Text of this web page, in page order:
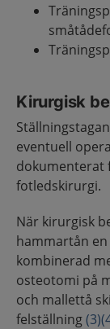
Kirurgisk
eventuell
dokumenterat
fotledskirurgi.
När kirurgisk
hammartån
kombinerad
osteotomi på
och mallettå
felställning(3)